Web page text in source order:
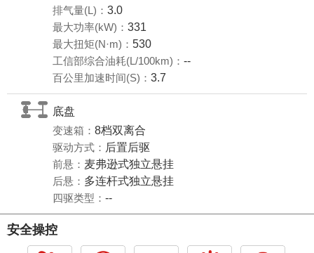
排气量(L)： 3.0
最大功率(kW)： 331
最大扭矩(N·m)： 530
工信部综合油耗(L/100km)： --
百公里加速时间(S)： 3.7
底盘
变速箱： 8档双离合
驱动方式： 后置后驱
前悬： 麦弗逊式独立悬挂
后悬： 多连杆式独立悬挂
四驱类型： --
安全操控